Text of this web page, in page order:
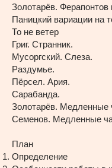
Золотарёв. Ферапонтов
Паницкий вариации на
То не ветер
Григ. Странник.
Мусоргский. Слеза.
Раздумье.
Пёрсел. Ария.
Сарабанда.
Золотарёв. Медленные
Семенов. Медленные
План
Определение